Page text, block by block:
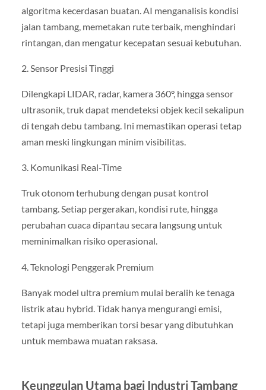
algoritma kecerdasan buatan. AI menganalisis kondisi
jalan tambang, memetakan rute terbaik, menghindari
rintangan, dan mengatur kecepatan sesuai kebutuhan.
2. Sensor Presisi Tinggi
Dilengkapi LIDAR, radar, kamera 360°, hingga sensor
ultrasonik, truk dapat mendeteksi objek kecil sekalipun
di tengah debu tambang. Ini memastikan operasi tetap
aman meski lingkungan minim visibilitas.
3. Komunikasi Real-Time
Truk otonom terhubung dengan pusat kontrol
tambang. Setiap pergerakan, kondisi rute, hingga
perubahan cuaca dipantau secara langsung untuk
meminimalkan risiko operasional.
4. Teknologi Penggerak Premium
Banyak model ultra premium mulai beralih ke tenaga
listrik atau hybrid. Tidak hanya mengurangi emisi,
tetapi juga memberikan torsi besar yang dibutuhkan
untuk membawa muatan raksasa.
Keunggulan Utama bagi Industri Tambang